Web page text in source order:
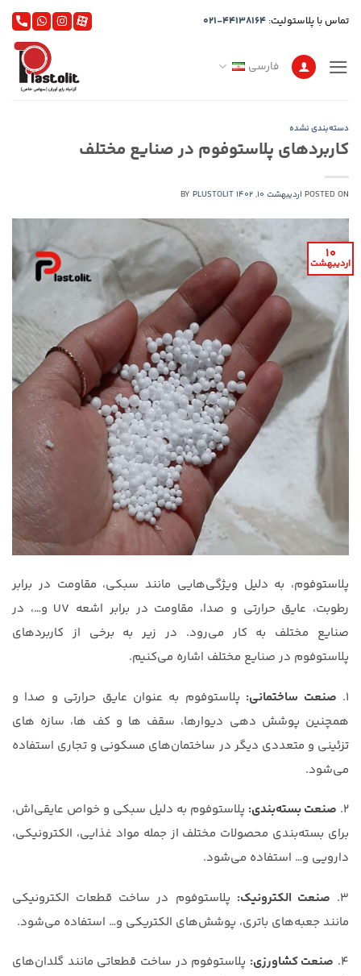
تماس با پلاستولیت: 021-44138164
فارسی
دسته‌بندی نشده
کاربردهای پلاستوفوم در صنایع مختلف
POSTED ON اردیبهشت 10, 1402 BY PLUSTOLIT
10
اردیبهشت
پلاستوفوم، به دلیل ویژگی‌هایی مانند سبکی، مقاومت در برابر
رطوبت، عایق حرارتی و صدا، مقاومت در برابر اشعه UV و…، در
صنایع مختلف به کار می‌رود. در زیر به برخی از کاربردهای
پلاستوفوم در صنایع مختلف اشاره می‌کنیم.
1. صنعت ساختمانی: پلاستوفوم به عنوان عایق حرارتی و صدا و
همچنین پوشش دهی دیوارها، سقف ها و کف ها، سازه های
تزئینی و متعددی دیگر در ساختمان‌های مسکونی و تجاری استفاده
می‌شود.
2. صنعت بسته‌بندی: پلاستوفوم به دلیل سبکی و خواص عایقی‌اش،
برای بسته‌بندی محصولات مختلف از جمله مواد غذایی، الکترونیکی،
دارویی و… استفاده می‌شود.
3. صنعت الکترونیک: پلاستوفوم در ساخت قطعات الکترونیکی
مانند جعبه‌های باتری، پوشش‌های الکتریکی و… استفاده می‌شود.
4. صنعت کشاورزی: پلاستوفوم در ساخت قطعاتی مانند گلدان‌های